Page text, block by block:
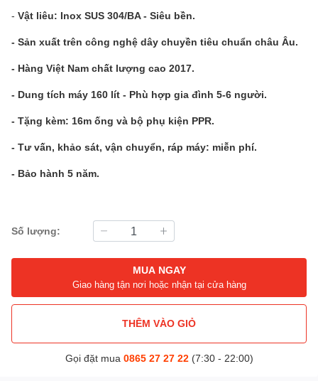
- Vật liêu: Inox SUS 304/BA - Siêu bền.
- Sản xuất trên công nghệ dây chuyền tiêu chuẩn châu Âu.
- Hàng Việt Nam chất lượng cao 2017.
- Dung tích máy 160 lít - Phù hợp gia đình 5-6 người.
- Tặng kèm: 16m ống và bộ phụ kiện PPR.
- Tư vấn, khảo sát, vận chuyển, ráp máy: miễn phí.
- Bảo hành 5 năm.
Số lượng:
MUA NGAY
Giao hàng tận nơi hoặc nhận tại cửa hàng
THÊM VÀO GIỎ
Gọi đặt mua 0865 27 27 22(7:30 - 22:00)